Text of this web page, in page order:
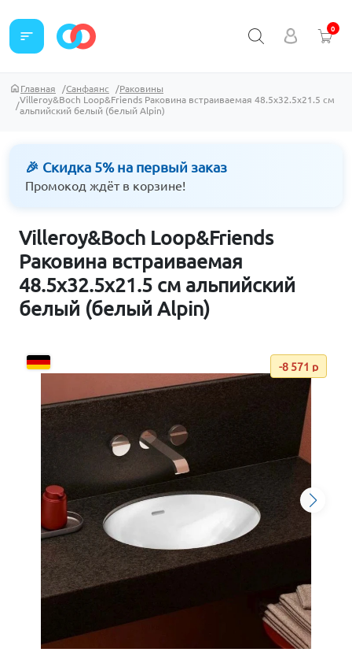
sort 0
Главная Санфаянс
Раковины
Villeroy&Boch Loop&Friends Раковина встраиваемая 48.5x32.5x21.5 см
альпийский белый (белый Alpin)
🎉 Скидка 5% на первый заказ
Промокод ждёт в корзине!
Villeroy&Boch Loop&Friends
Раковина встраиваемая
48.5x32.5x21.5 см альпийский
белый (белый Alpin)
-8 571 р